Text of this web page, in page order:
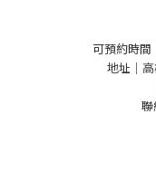
可預約時間
地址｜
聯